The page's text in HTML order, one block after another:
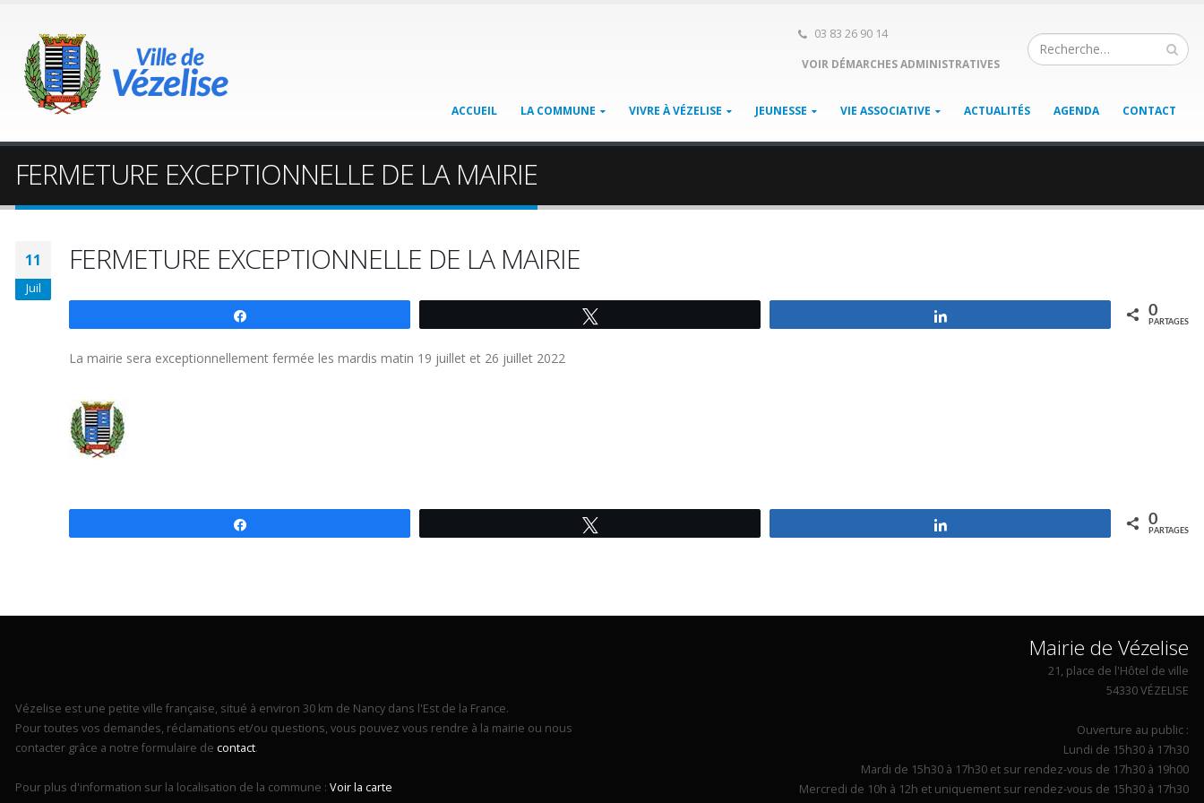
03 83 26 90 14
VOIR DÉMARCHES ADMINISTRATIVES
ACCUEIL LA COMMUNE VIVRE À VÉZELISE JEUNESSE VIE ASSOCIATIVE ACTUALITÉS AGENDA CONTACT
FERMETURE EXCEPTIONNELLE DE LA MAIRIE
11
Juil
FERMETURE EXCEPTIONNELLE DE LA MAIRIE
0
PARTAGES
La mairie sera exceptionnellement fermée les mardis matin 19 juillet et 26 juillet 2022
0
PARTAGES
Vézelise est une petite ville française, situé à environ 30 km de Nancy dans l'Est de la France.
Pour toutes vos demandes, réclamations et/ou questions, vous pouvez vous rendre à la mairie ou nous
contacter grâce a notre formulaire de contact.
Pour plus d'information sur la localisation de la commune : Voir la carte
Mairie de Vézelise
21, place de l'Hôtel de ville
54330 VÉZELISE
Ouverture au public :
Lundi de 15h30 à 17h30
Mardi de 15h30 à 17h30 et sur rendez-vous de 17h30 à 19h00
Mercredi de 10h à 12h et uniquement sur rendez-vous de 15h30 à 17h30